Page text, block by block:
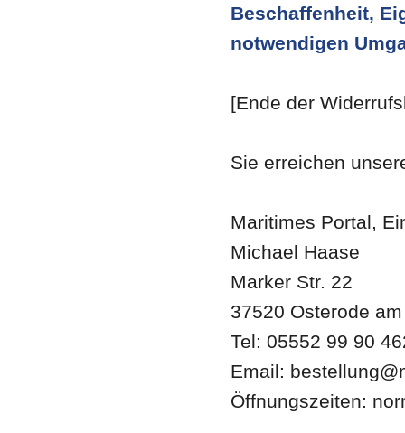
Beschaffenheit,
notwendigen
[Ende der
Sie erreichen
Maritimes Portal,
Michael Haase
Marker Str. 22
37520 Osterode
Tel: 05552 99 90
Email:
Öffnungszeiten: